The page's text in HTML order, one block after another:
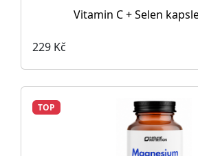
Vitamin C + Selen
229 Kč
TOP